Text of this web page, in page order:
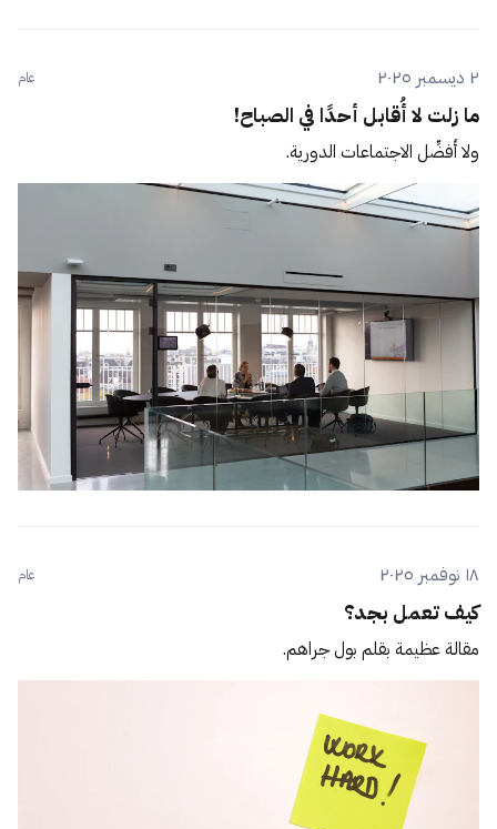
٢ ديسمبر ٢٠٢٥ عام
ما زلت لا أُقابل أحدًا في الصباح!
ولا أُفضِّل الاجتماعات الدورية.
١٨ نوفمبر ٢٠٢٥ عام
كيف تعمل بجد؟
مقالة عظيمة بقلم بول جراهم.